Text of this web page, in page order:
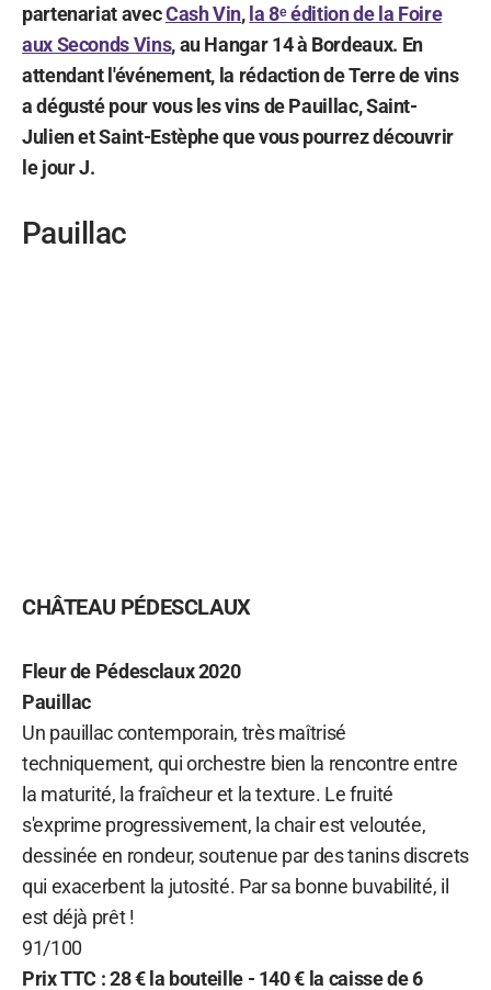
partenariat avecCash Vin, la 8ᵉ édition de la Foire
aux Seconds Vins, au Hangar 14 à Bordeaux. En
attendant l'événement, la rédaction de Terre de vins
a dégusté pour vous les vins de Pauillac, Saint-
Julien et Saint-Estèphe que vous pourrez découvrir
le jour J.
Pauillac
CHÂTEAU PÉDESCLAUX
Fleur de Pédesclaux 2020
Pauillac
Un pauillac contemporain, très maîtrisé
techniquement, qui orchestre bien la rencontre entre
la maturité, la fraîcheur et la texture. Le fruité
s'exprime progressivement, la chair est veloutée,
dessinée en rondeur, soutenue par des tanins discrets
qui exacerbent la jutosité. Par sa bonne buvabilité, il
est déjà prêt !
91/100
Prix TTC : 28 € la bouteille - 140 € la caisse de 6